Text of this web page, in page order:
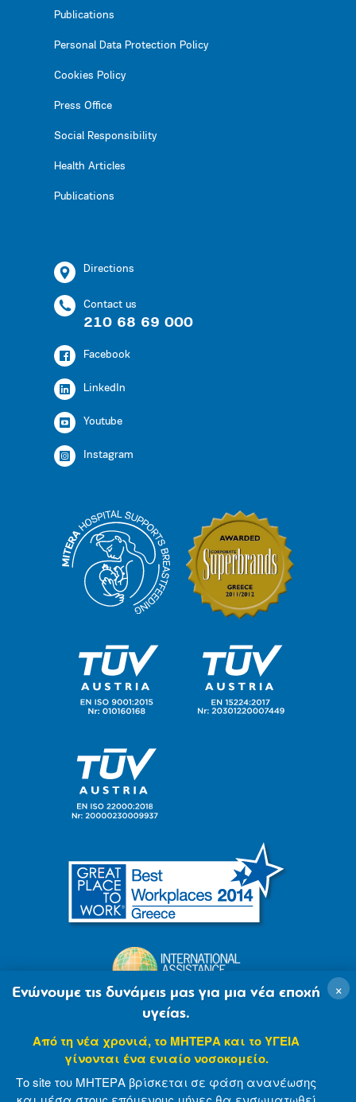
Publications
Personal Data Protection Policy
Cookies Policy
Press Office
Social Responsibility
Health Articles
Publications
Directions
Contact us
210 68 69 000
Facebook
LinkedIn
Youtube
Instagram
×
Ενώνουμε τις δυνάμεις μας για μια νέα εποχή
υγείας.
Από τη νέα χρονιά, το ΜΗΤΕΡΑ και το ΥΓΕΙΑ
γίνονται ένα ενιαίο νοσοκομείο.
Το site του ΜΗΤΕΡΑ βρίσκεται σε φάση ανανέωσης